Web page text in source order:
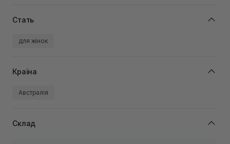
Стать
для жінок
Країна
Австралія
Склад